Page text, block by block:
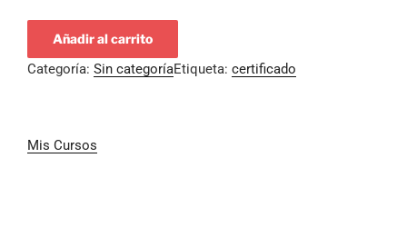
Añadir al carrito
Categoría: Sin categoríaEtiqueta: certificado
Mis Cursos